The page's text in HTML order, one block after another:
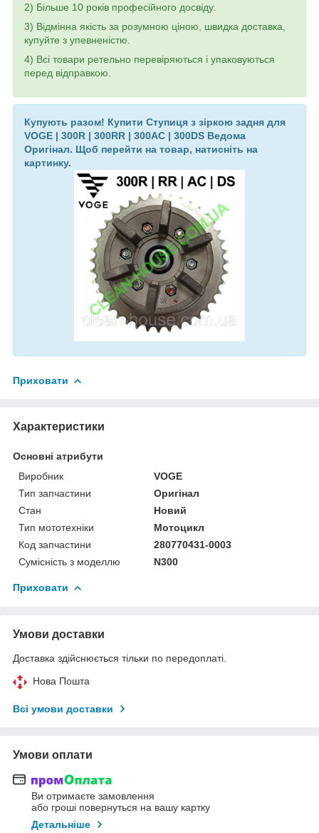
2) Більше 10 років професійного досвіду.
3) Відмінна якість за розумною ціною, швидка доставка,
купуйте з упевненістю.
4) Всі товари ретельно перевіряються і упаковуються
перед відправкою.
Купують разом! Купити Ступиця з зіркою задня для
VOGE | 300R | 300RR | 300AC | 300DS Ведома
Оригінал. Щоб перейти на товар, натисніть на
картинку.
Приховати
Характеристики
Основні атрибути
Виробник
VOGE
Тип запчастини
Оригінал
Стан
Новий
Тип мототехніки
Мотоцикл
Код запчастини
280770431-0003
Сумісність з моделлю
N300
Приховати
Умови доставки
Доставка здійснюється тільки по передоплаті.
Нова Пошта
Всі умови доставки
Умови оплати
Ви отримаєте замовлення
або гроші повернуться на вашу картку
Детальніше